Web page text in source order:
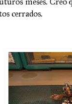
cerrados.